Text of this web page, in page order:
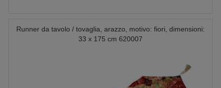
Runner da tavolo / tovaglia, arazzo, motivo: fiori, dimensioni:
33 x 175 cm 620007